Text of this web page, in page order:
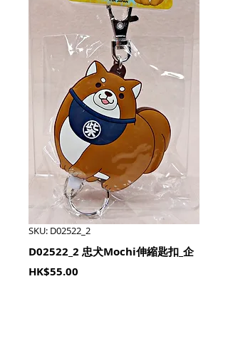
SKU: D02522_2
D02522_2 忠犬Mochi伸縮匙扣_企
HK$55.00